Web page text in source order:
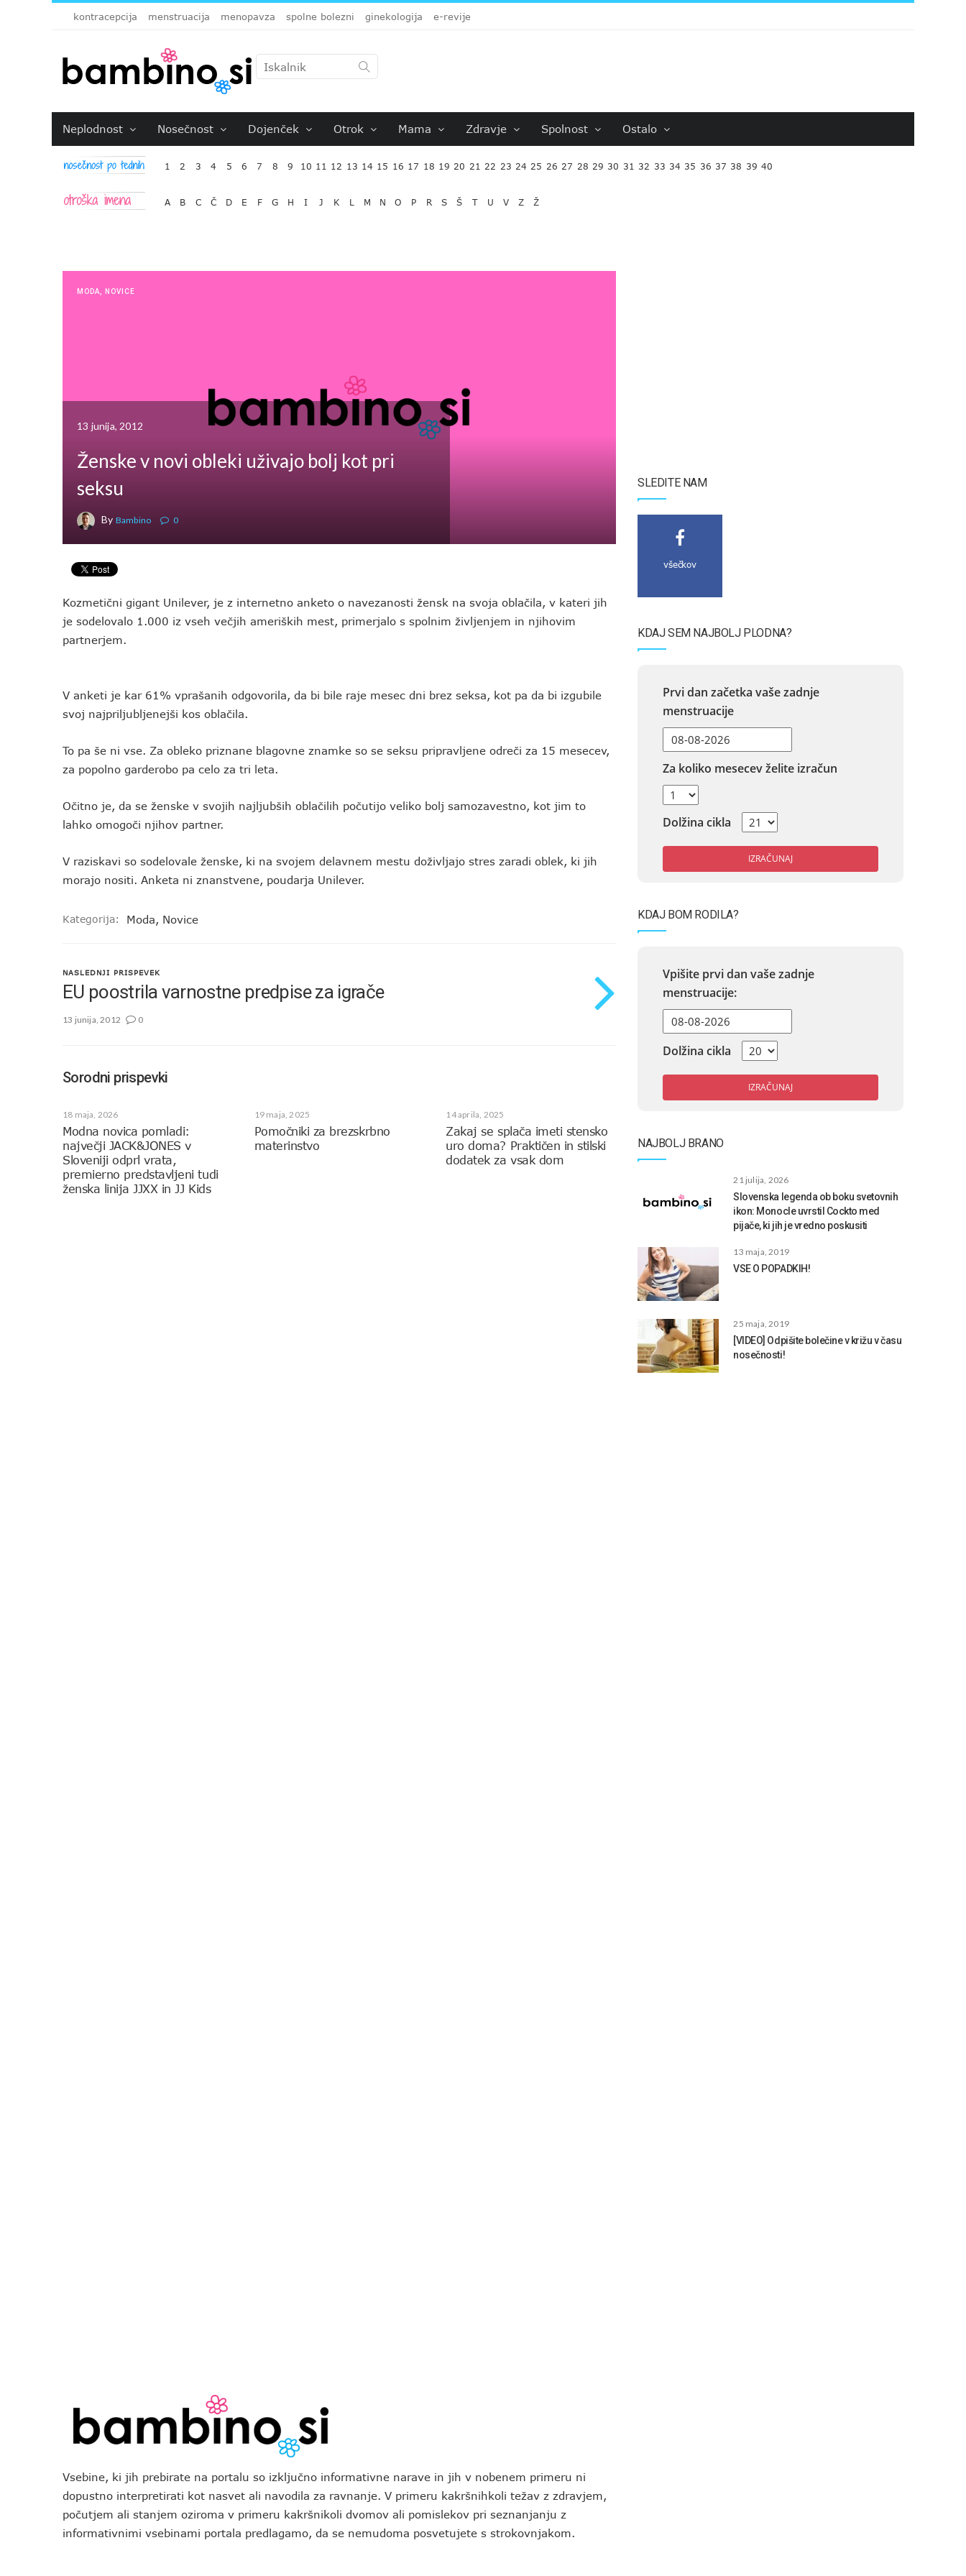
kontracepcija menstruacija menopavza spolne bolezni ginekologija e-revije
Neplodnost Nosečnost Dojenček Otrok Mama Zdravje Spolnost Ostalo
1 2 3 4 5 6 7 8 9 10 11 12 13 14 15 16 17 18 19 20 21 22 23 24 25 26 27 28 29 30 31 32 33 34 35 36 37 38 39 40
A B C Č D E F G H I J K L M N O P R S Š T U V Z Ž
MODA NOVICE
13 junija, 2012
Ženske v novi obleki uživajo bolj kot pri
seksu
By Bambino 0
Kozmetični gigant Unilever, je z internetno anketo o navezanosti žensk na svoja oblačila, v kateri jih
je sodelovalo 1.000 iz vseh večjih ameriških mest, primerjalo s spolnim življenjem in njihovim
partnerjem.
V anketi je kar 61% vprašanih odgovorila, da bi bile raje mesec dni brez seksa, kot pa da bi izgubile
svoj najpriljubljenejši kos oblačila.
To pa še ni vse. Za obleko priznane blagovne znamke so se seksu pripravljene odreči za 15 mesecev,
za popolno garderobo pa celo za tri leta.
Očitno je, da se ženske v svojih najljubših oblačilih počutijo veliko bolj samozavestno, kot jim to
lahko omogoči njihov partner.
V raziskavi so sodelovale ženske, ki na svojem delavnem mestu doživljajo stres zaradi oblek, ki jih
morajo nositi. Anketa ni znanstvene, poudarja Unilever.
Kategorija: Moda, Novice
NASLEDNJI PRISPEVEK
EU poostrila varnostne predpise za igrače
13 junija, 2012 0
Sorodni prispevki
18 maja, 2026
Modna novica pomladi:
največji JACK&JONES v
Sloveniji odprl vrata,
premierno predstavljeni tudi
ženska linija JJXX in JJ Kids
19 maja, 2025
Pomočniki za brezskrbno
materinstvo
14 aprila, 2025
Zakaj se splača imeti stensko
uro doma? Praktičen in stilski
dodatek za vsak dom
SLEDITE NAM
všečkov
KDAJ SEM NAJBOLJ PLODNA?
Prvi dan začetka vaše zadnje
menstruacije
Za koliko mesecev želite izračun
Dolžina cikla
IZRAČUNAJ
KDAJ BOM RODILA?
Vpišite prvi dan vaše zadnje
menstruacije:
Dolžina cikla
IZRAČUNAJ
NAJBOLJ BRANO
21 julija, 2026
Slovenska legenda ob boku svetovnih
ikon: Monocle uvrstil Cockto med
pijače, ki jih je vredno poskusiti
13 maja, 2019
VSE O POPADKIH!
25 maja, 2019
[VIDEO] Odpišite bolečine v križu v času
nosečnosti!
Vsebine, ki jih prebirate na portalu so izključno informativne narave in jih v nobenem primeru ni
dopustno interpretirati kot nasvet ali navodila za ravnanje. V primeru kakršnihkoli težav z zdravjem,
počutjem ali stanjem oziroma v primeru kakršnikoli dvomov ali pomislekov pri seznanjanju z
informativnimi vsebinami portala predlagamo, da se nemudoma posvetujete s strokovnjakom.